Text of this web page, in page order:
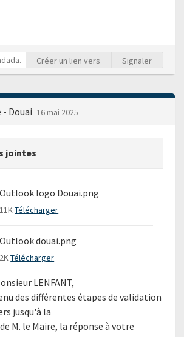
Créer un lien vers Signaler
- Douai 16 mai 2025
jointes
Outlook logo Douai.png
11KTélécharger
Outlook douai.png
2KTélécharger
LENFANT,
des différentes étapes de validation
jusqu'à la
M. le Maire, la réponse à votre